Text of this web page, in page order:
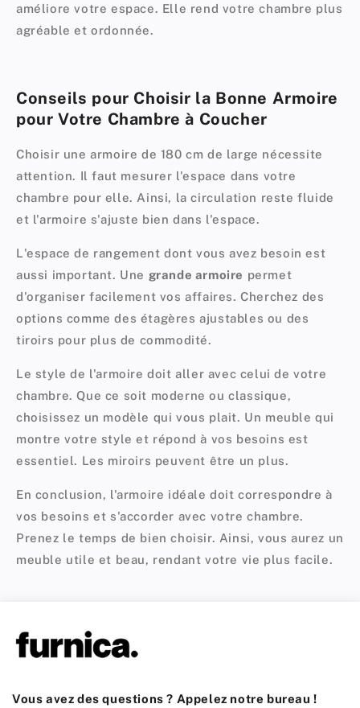
améliore votre espace. Elle rend votre chambre plus
agréable et ordonnée.
Conseils pour Choisir la Bonne Armoire
pour Votre Chambre à Coucher
Choisir une armoire de 180 cm de large nécessite
attention. Il faut mesurer l'espace dans votre
chambre pour elle. Ainsi, la circulation reste fluide
et l'armoire s'ajuste bien dans l'espace.
L'espace de rangement dont vous avez besoin est
aussi important. Une grande armoire permet
d'organiser facilement vos affaires. Cherchez des
options comme des étagères ajustables ou des
tiroirs pour plus de commodité.
Le style de l'armoire doit aller avec celui de votre
chambre. Que ce soit moderne ou classique,
choisissez un modèle qui vous plait. Un meuble qui
montre votre style et répond à vos besoins est
essentiel. Les miroirs peuvent être un plus.
En conclusion, l'armoire idéale doit correspondre à
vos besoins et s'accorder avec votre chambre.
Prenez le temps de bien choisir. Ainsi, vous aurez un
meuble utile et beau, rendant votre vie plus facile.
Vous avez des questions ? Appelez notre bureau !